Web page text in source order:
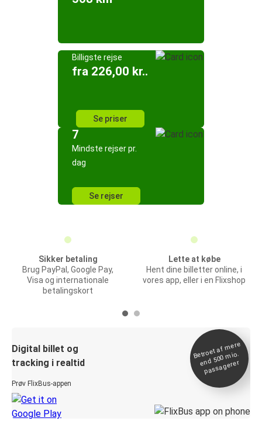
Billigste rejse
fra 226,00 kr..
Se priser
7
Mindste rejser pr.
dag
Se rejser
Sikker betaling
Brug PayPal, Google Pay,
Visa og internationale
betalingskort
Lette at købe
Hent dine billetter online, i
vores app, eller i en Flixshop
Digital billet og
tracking i realtid
Prøv FlixBus-appen
Betroet af
mere
end 500
mio.
passagerer